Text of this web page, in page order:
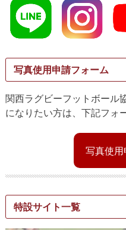
写真使用申請フォーム
関西ラグビーフットボール
になりたい方は、下記フォ
写真使用
特設サイト一覧